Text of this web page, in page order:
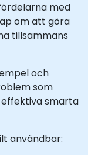
med
om att göra
tillsammans
och
som
smarta
användbar: